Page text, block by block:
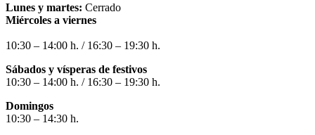
Lunes y martes: Cerrado
Miércoles a viernes
10:30 – 14:00 h. / 16:30 – 19:30 h.
Sábados y vísperas de festivos
10:30 – 14:00 h. / 16:30 – 19:30 h.
Domingos
10:30 – 14:30 h.